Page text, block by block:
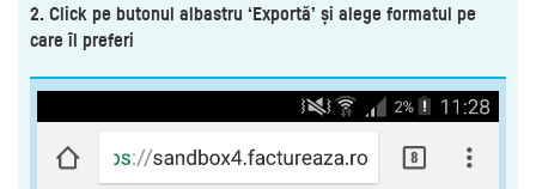
2. Click pe butonul albastru ‘Exportă’ și alege formatul pe
care îl preferi